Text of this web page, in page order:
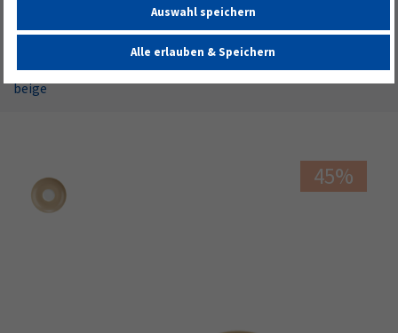
Alle Geschirrserien
Liberty
Pure Colors dusty beige
Liberty Espressountertasse 12 cm Pure Colors dusty
beige
45%
Auswahl speichern
Alle erlauben & Speichern